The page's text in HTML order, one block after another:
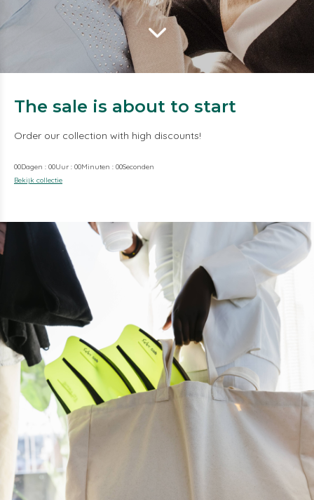
The sale is about to start
Order our collection with high discounts!
00Dagen : 00Uur : 00Minuten : 00Seconden
Bekijk collectie